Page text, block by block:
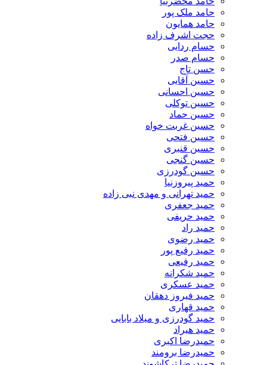
حامد ملک پور
حامد همایون
حجت اشرف زاده
حسام ردایی
حسام صدر
حسن تاج
حسین آقایی
حسین احسانی
حسین توکلی
حسین حماد
حسین غربت خواه
حسین فتحی
حسین قنبری
حسین گنجی
حسین گودرزی
حمید پیروزنیا
حمید تهرانی و مهدی نبی زاده
حمید جعفری
حمید حریفی
حمید راد
حمید رضوی
حمید رفیع پور
حمید رفیعی
حمید شکرانه
حمید عسکری
حمید فیروز دهقان
حمید قهاری
حمید گودرزی و میلاد بابایی
حمید هیراد
حمیدرضا اکبری
حمیدرضا برومند